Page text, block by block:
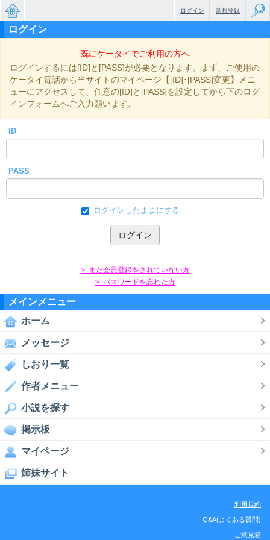
無料で
っと大
小説
新規登録
ログイン
ログイン
既にケータイでご利用の方へ
ログインするには[ID]と[PASS]が必要となります。まず、ご使用の
ケータイ電話から当サイトのマイページ【[ID]･[PASS]変更】メニ
ューにアクセスして、任意の[ID]と[PASS]を設定してから下のログ
インフォームへご入力願います。
ID
PASS
ログインしたままにする
> まだ会員登録をされていない方
> パスワードを忘れた方
メインメニュー
ホーム
メッセージ
しおり一覧
作者メニュー
小説を探す
掲示板
マイページ
姉妹サイト
利用規約
Q&A(よくある質問)
ご意見箱